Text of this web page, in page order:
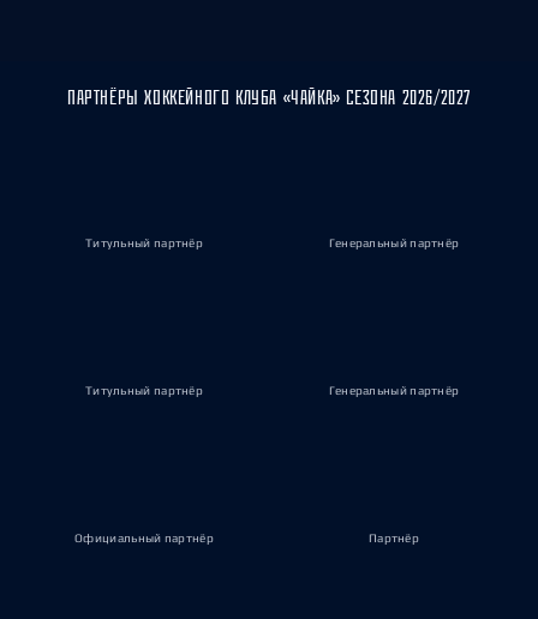
ПАРТНЁРЫ ХОККЕЙНОГО КЛУБА «ЧАЙКА» СЕЗОНА 2026/2027
Титульный партнёр Генеральный партнёр
Титульный партнёр Генеральный партнёр
Официальный партнёр Партнёр